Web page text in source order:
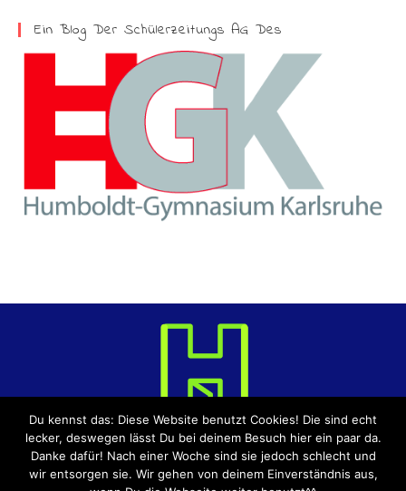
Ein Blog Der Schülerzeitungs AG Des
DATENSCHUTZERKLÄRUNG IMPRESSUM
Du kennst das: Diese Website benutzt Cookies! Die sind echt
lecker, deswegen lässt Du bei deinem Besuch hier ein paar da.
Danke dafür! Nach einer Woche sind sie jedoch schlecht und
wir entsorgen sie. Wir gehen von deinem Einverständnis aus,